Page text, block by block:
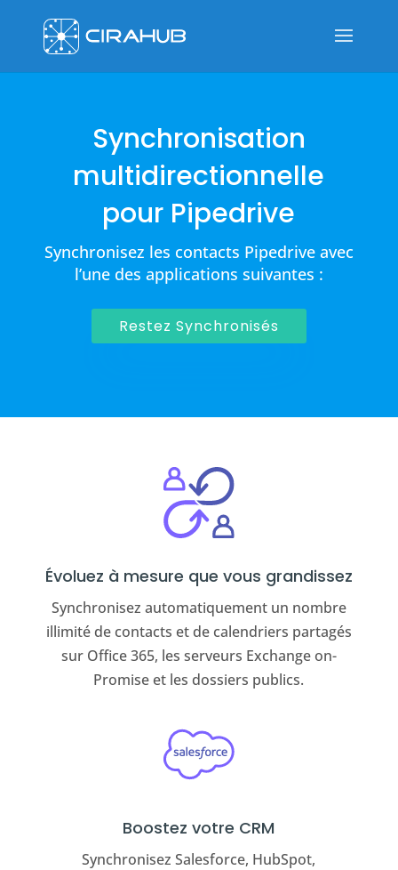
Synchronisation
multidirectionnelle
pour Pipedrive
Synchronisez les contacts Pipedrive avec
l’une des applications suivantes :
Restez Synchronisés
Évoluez à mesure que vous grandissez
Synchronisez automatiquement un nombre
illimité de contacts et de calendriers partagés
sur Office 365, les serveurs Exchange on-
Promise et les dossiers publics.
Boostez votre CRM
Synchronisez Salesforce, HubSpot,